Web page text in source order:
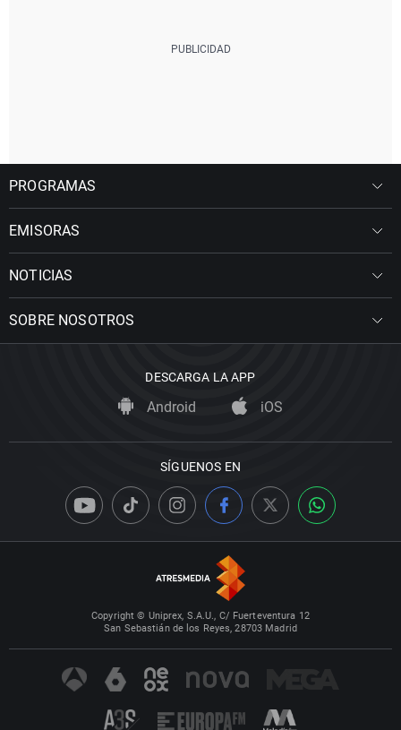
PROGRAMAS
EMISORAS
NOTICIAS
SOBRE NOSOTROS
DESCARGA LA APP
Android iOS
SÍGUENOS EN
Copyright © Uniprex, S.A.U., C/ Fuerteventura 12
San Sebastián de los Reyes, 28703 Madrid